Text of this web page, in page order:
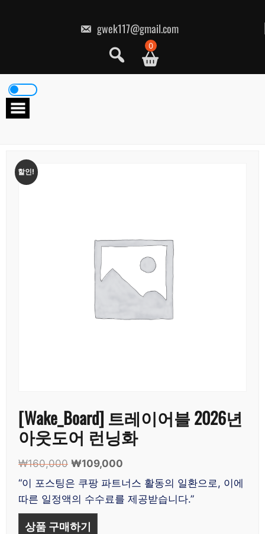
gwek117@gmail.com
0
할인!
[Wake_Board] 트레이어블 2026년
아웃도어 런닝화
₩160,000 원
래
가
격:
₩160,000.
₩109,000
재
가
격:
“이 포스팅은 쿠팡 파트너스 활동의 일환으로, 이에
따른 일정액의 수수료를 제공받습니다.”
상품 구매하기